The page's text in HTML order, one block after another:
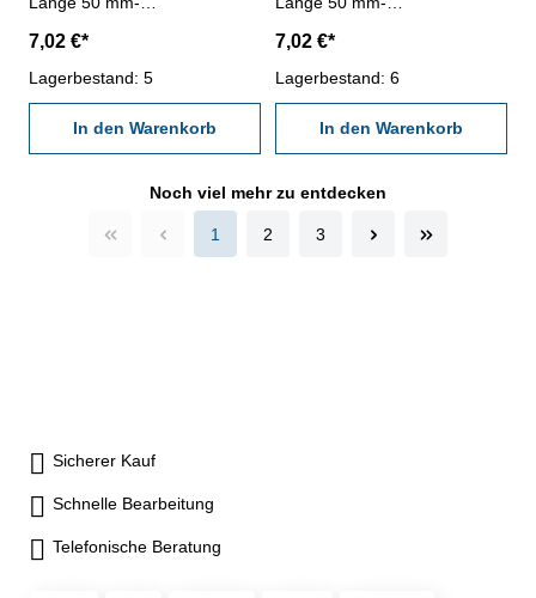
Behältnis Abmessung: Ø
12,28 mm
7,02 €*
Lagerbestand: 5
In den Warenkorb
Behältnis Abmessung: Ø
12,29 mm
7,02 €*
Lagerbestand: 6
In den Warenkorb
Noch viel mehr zu entdecken
1 2 3
Sicherer Kauf
Schnelle Bearbeitung
Telefonische Beratung